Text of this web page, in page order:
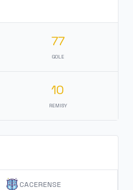
77
GOLE
10
REMISY
CACERENSE